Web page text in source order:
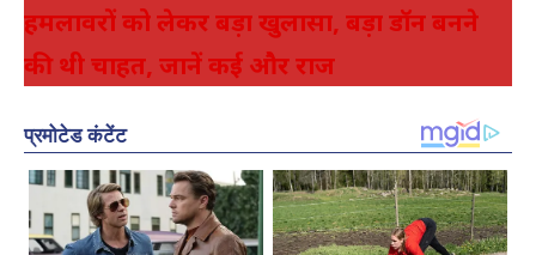
हमलावरों को लेकर बड़ा खुलासा, बड़ा डॉन बनने
की थी चाहत, जानें कई और राज